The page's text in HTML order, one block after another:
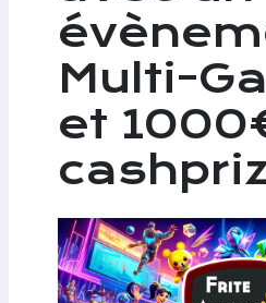
Multi-
et